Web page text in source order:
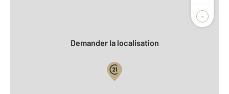
-
Demander la localisation